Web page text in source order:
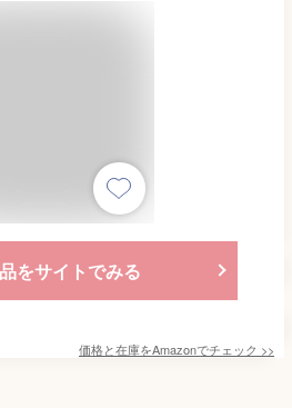
をサイトでみる
価格と在庫をAmazonでチェック >>